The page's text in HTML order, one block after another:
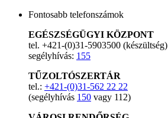
Fontosabb telefonszámok
EGÉSZSÉGÜGYI KÖZPONT
tel. +421-(0)31-5903500 (készültség)
segélyhívás: 155
TŰZOLTÓSZERTÁR
tel.: +421-(0)31-562 22 22
(segélyhívás 150 vagy 112)